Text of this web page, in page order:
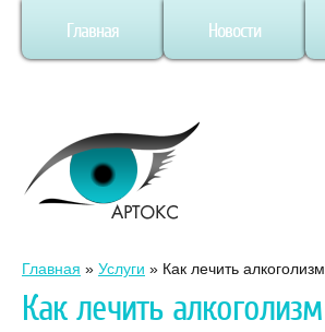
Главная Новости
Главная » Услуги » Как лечить алкоголизм
Как лечить алкоголизм